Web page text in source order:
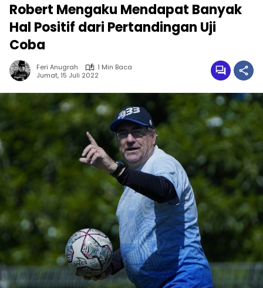
Robert Mengaku Mendapat Banyak
Hal Positif dari Pertandingan Uji
Coba
Feri Anugrah
1 Min Baca
Jumat, 15 Juli 2022